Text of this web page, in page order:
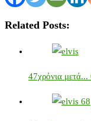
Related Posts:
47χρόνια μετά...